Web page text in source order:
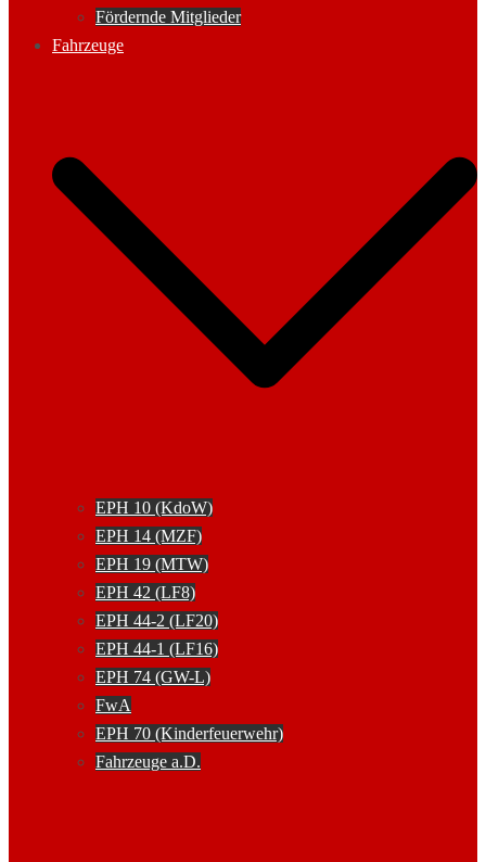
Fördernde Mitglieder
Fahrzeuge
EPH 10 (KdoW)
EPH 14 (MZF)
EPH 19 (MTW)
EPH 42 (LF8)
EPH 44-2 (LF20)
EPH 44-1 (LF16)
EPH 74 (GW-L)
FwA
EPH 70 (Kinderfeuerwehr)
Fahrzeuge a.D.